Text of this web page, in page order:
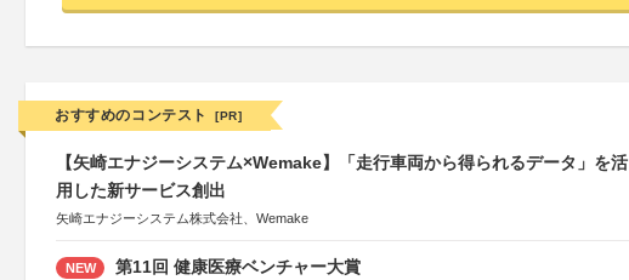
おすすめのコンテスト [PR]
【矢崎エナジーシステム×Wemake】「走行車両から得られるデータ」を活
用した新サービス創出
矢崎エナジーシステム株式会社、Wemake
NEW 第11回 健康医療ベンチャー大賞